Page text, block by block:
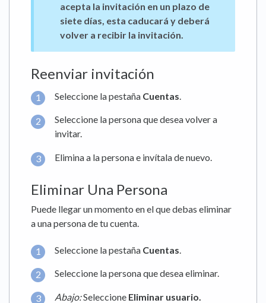
acepta la invitación en un plazo de
siete días, esta caducará y deberá
volver a recibir la invitación.
Reenviar invitación
Seleccione la pestaña Cuentas.
Seleccione la persona que desea volver a
invitar.
Elimina a la persona e invítala de nuevo.
Eliminar Una Persona
Puede llegar un momento en el que debas eliminar
a una persona de tu cuenta.
Seleccione la pestaña Cuentas
Seleccione la persona que desea eliminar.
Abajo:Seleccione Eliminar usuario.